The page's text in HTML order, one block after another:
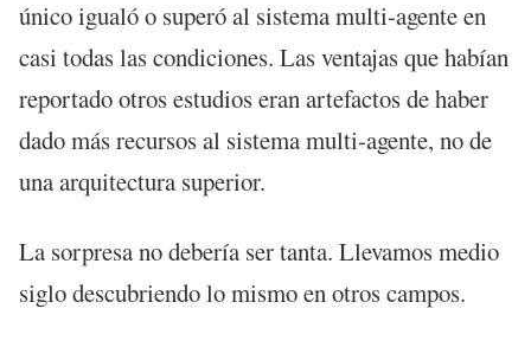
único igualó o superó al sistema multi-agente en
casi todas las condiciones. Las ventajas que habían
reportado otros estudios eran artefactos de haber
dado más recursos al sistema multi-agente, no de
una arquitectura superior.
La sorpresa no debería ser tanta. Llevamos medio
siglo descubriendo lo mismo en otros campos.